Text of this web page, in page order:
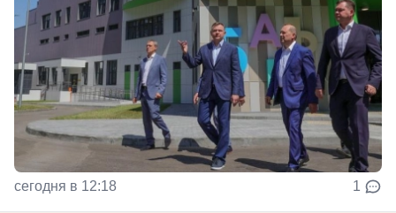
сегодня в 12:18 1